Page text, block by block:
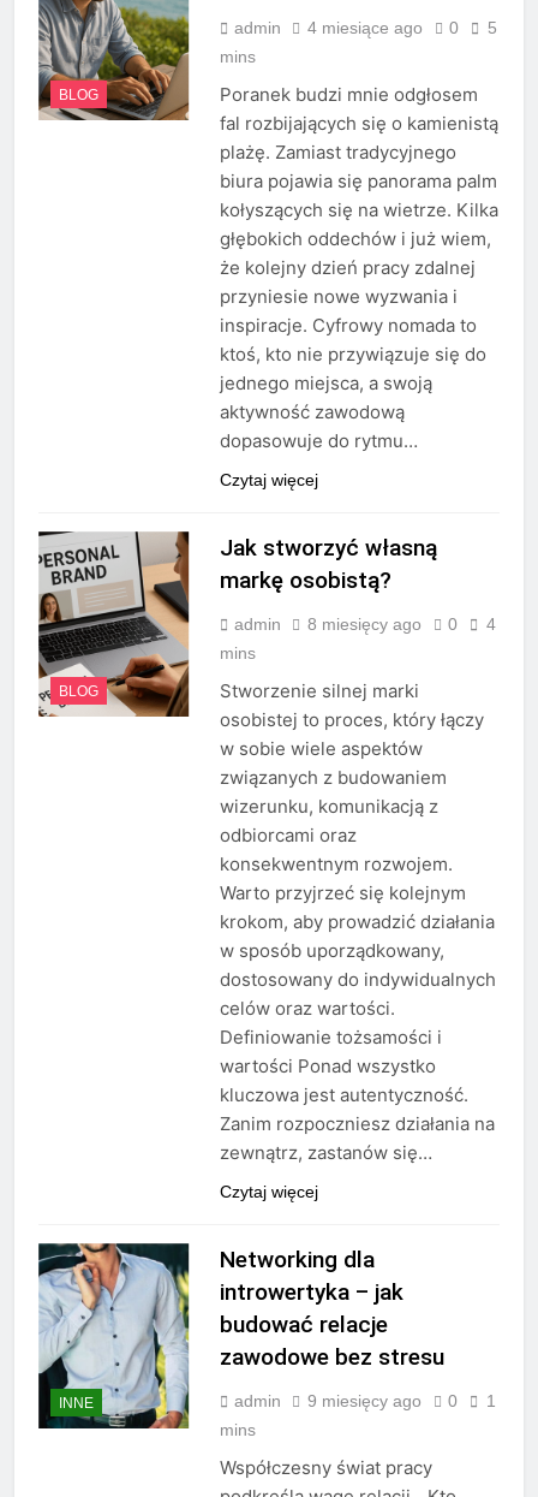
BLOG
admin 4 miesiące ago 0
5
mins
Poranek budzi mnie odgłosem
fal rozbijających się o kamienistą
plażę. Zamiast tradycyjnego
biura pojawia się panorama palm
kołyszących się na wietrze. Kilka
głębokich oddechów i już wiem,
że kolejny dzień pracy zdalnej
przyniesie nowe wyzwania i
inspiracje. Cyfrowy nomada to
ktoś, kto nie przywiązuje się do
jednego miejsca, a swoją
aktywność zawodową
dopasowuje do rytmu…
Czytaj więcej
BLOG
Jak stworzyć własną
markę osobistą?
admin 8 miesięcy ago 0
4
mins
Stworzenie silnej marki
osobistej to proces, który łączy
w sobie wiele aspektów
związanych z budowaniem
wizerunku, komunikacją z
odbiorcami oraz
konsekwentnym rozwojem.
Warto przyjrzeć się kolejnym
krokom, aby prowadzić działania
w sposób uporządkowany,
dostosowany do indywidualnych
celów oraz wartości.
Definiowanie tożsamości i
wartości Ponad wszystko
kluczowa jest autentyczność.
Zanim rozpoczniesz działania na
zewnątrz, zastanów się…
Czytaj więcej
INNE
Networking dla
introwertyka – jak
budować relacje
zawodowe bez stresu
admin 9 miesięcy ago 0
1
mins
Współczesny świat pracy